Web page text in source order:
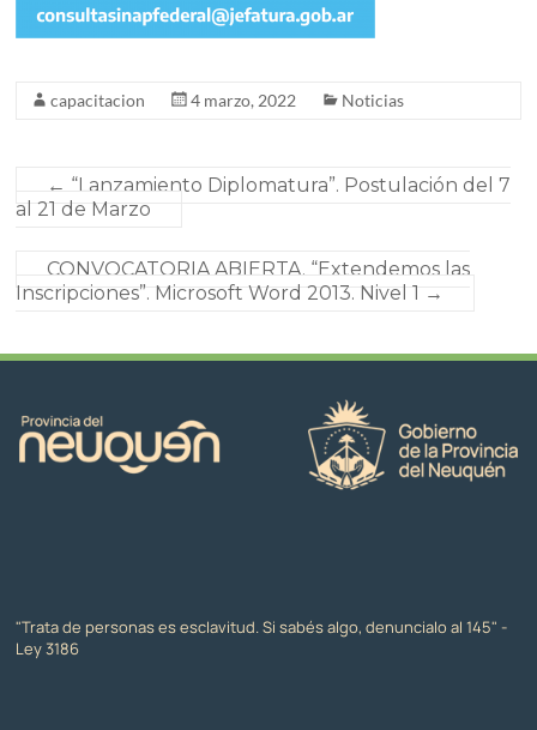
capacitacion 4 marzo, 2022 Noticias
← “Lanzamiento Diplomatura”. Postulación del 7
al 21 de Marzo
CONVOCATORIA ABIERTA. “Extendemos las
Inscripciones”. Microsoft Word 2013. Nivel 1 →
"Trata de personas es esclavitud. Si sabés algo, denuncialo al 145" -
Ley 3186